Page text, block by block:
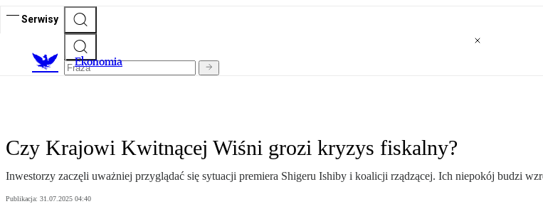
Serwisy
Ekonomia
Czy Krajowi Kwitnącej Wiśni grozi kryzys fiskalny?
Inwestorzy zaczęli uważniej przyglądać się sytuacji premiera Shigeru Ishiby i koalicji rządzącej. Ich niepokój budzi
Publikacja: 31.07.2025 04:40